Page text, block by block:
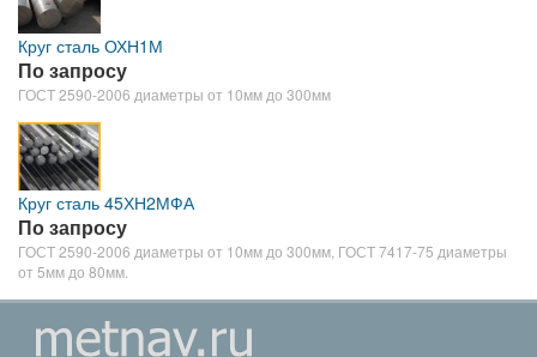
Круг сталь ОХН1М
По запросу
ГОСТ 2590-2006 диаметры от 10мм до 300мм
Круг сталь 45ХН2МФА
По запросу
ГОСТ 2590-2006 диаметры от 10мм до 300мм, ГОСТ 7417-75 диаметры
от 5мм до 80мм.